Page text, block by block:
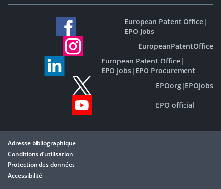
European Patent Office|
EPO Jobs
EuropeanPatentOffice
European Patent Office|
EPO Jobs| EPO Procurement
EPOorg| EPOjobs
EPO official
Adresse bibliographique
Conditions d’utilisation
Protection des données
Accessibilité